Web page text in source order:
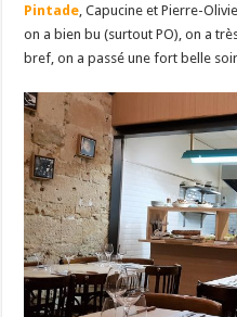
Pintade , Capucine et Pierre-
on a bien bu (surtout PO), on a
bref, on a passé une fort belle